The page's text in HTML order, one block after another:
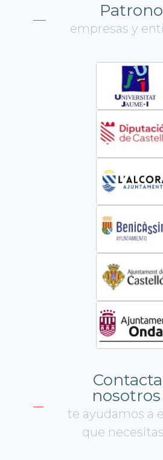
empresas y
nosotros
te ayudamos a
que necesitas